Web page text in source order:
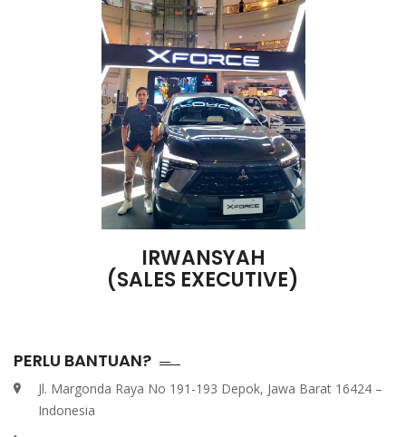
IRWANSYAH
(SALES EXECUTIVE)
PERLU BANTUAN?
Jl. Margonda Raya No 191-193 Depok, Jawa Barat 16424 –
Indonesia